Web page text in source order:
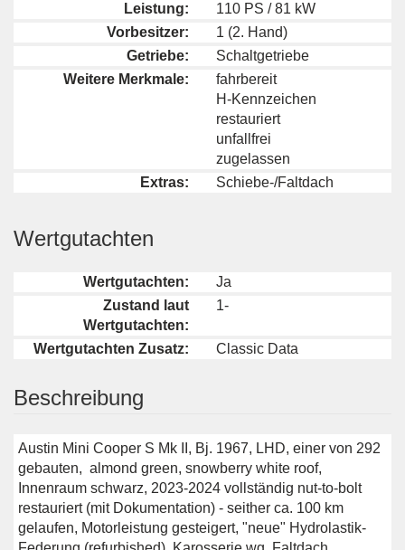
Leistung:
110 PS / 81 kW
Vorbesitzer:
1 (2. Hand)
Getriebe:
Schaltgetriebe
Weitere Merkmale:
fahrbereit
H-Kennzeichen
restauriert
unfallfrei
zugelassen
Extras:
Schiebe-/Faltdach
Wertgutachten
Wertgutachten:
Ja
Zustand laut
Wertgutachten:
1-
Wertgutachten Zusatz: Classic Data
Beschreibung
Austin Mini Cooper S Mk II, Bj. 1967, LHD, einer von 292
gebauten, almond green, snowberry white roof,
Innenraum schwarz, 2023-2024 vollständig nut-to-bolt
restauriert (mit Dokumentation) - seither ca. 100 km
gelaufen, Motorleistung gesteigert, "neue" Hydrolastik-